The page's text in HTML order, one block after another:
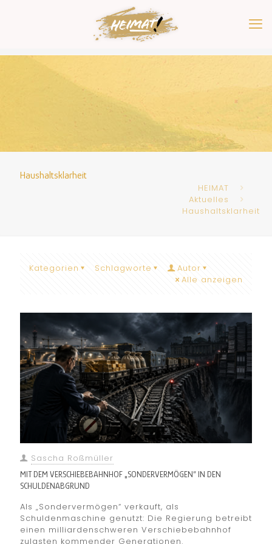
Haushaltsklarheit
HEIMAT
Aktuelles
Haushaltsklarheit
Kategorien Schlagworte
Autor
Alle anzeigen
Sascha Roßmüller
MIT DEM VERSCHIEBEBAHNHOF „SONDERVERMÖGEN“ IN DEN
SCHULDENABGRUND
Als „Sondervermögen“ verkauft, als
Schuldenmaschine genutzt: Die Regierung betreibt
einen milliardenschweren Verschiebebahnhof
zulasten kommender Generationen.